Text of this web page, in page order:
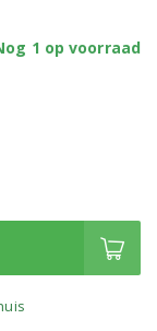
1 op voorraad